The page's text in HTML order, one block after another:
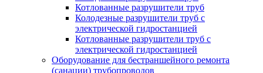
Котлованные разрушители труб
Колодезные разрушители труб с
электрической гидростанцией
Котлованные разрушители труб с
электрической гидростанцией
Оборудование для бестраншейного ремонта
(санации) трубопроводов